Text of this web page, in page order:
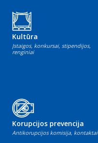
Kultūra
Įstaigos, konkursai, stipendijos,
renginiai
Korupcijos prevencija
Antikorupcijos komisija, kontaktai